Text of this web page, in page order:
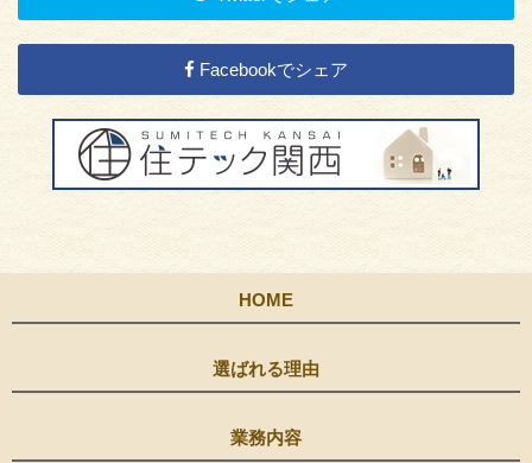
Facebookでシェア
HOME
選ばれる理由
業務内容